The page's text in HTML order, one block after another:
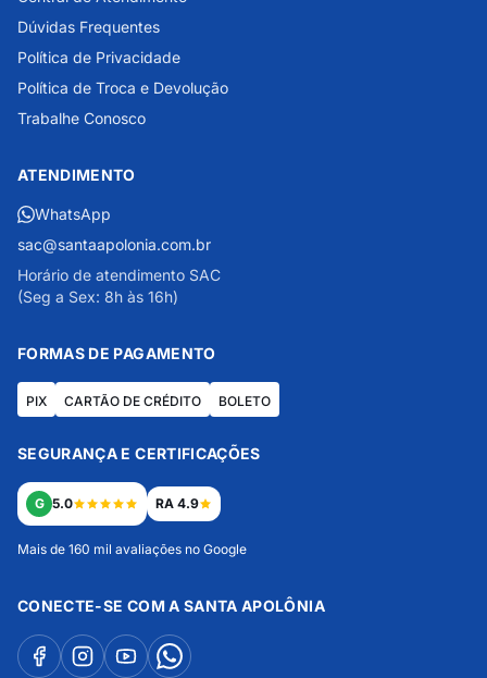
Dúvidas Frequentes
Política de Privacidade
Política de Troca e Devolução
Trabalhe Conosco
ATENDIMENTO
WhatsApp
sac@santaapolonia.com.br
Horário de atendimento SAC
(Seg a Sex: 8h às 16h)
FORMAS DE PAGAMENTO
PIX CARTÃO DE CRÉDITO BOLETO
SEGURANÇA E CERTIFICAÇÕES
G 5.0 RA 4.9
Mais de 160 mil avaliações no Google
CONECTE-SE COM A SANTA APOLÔNIA